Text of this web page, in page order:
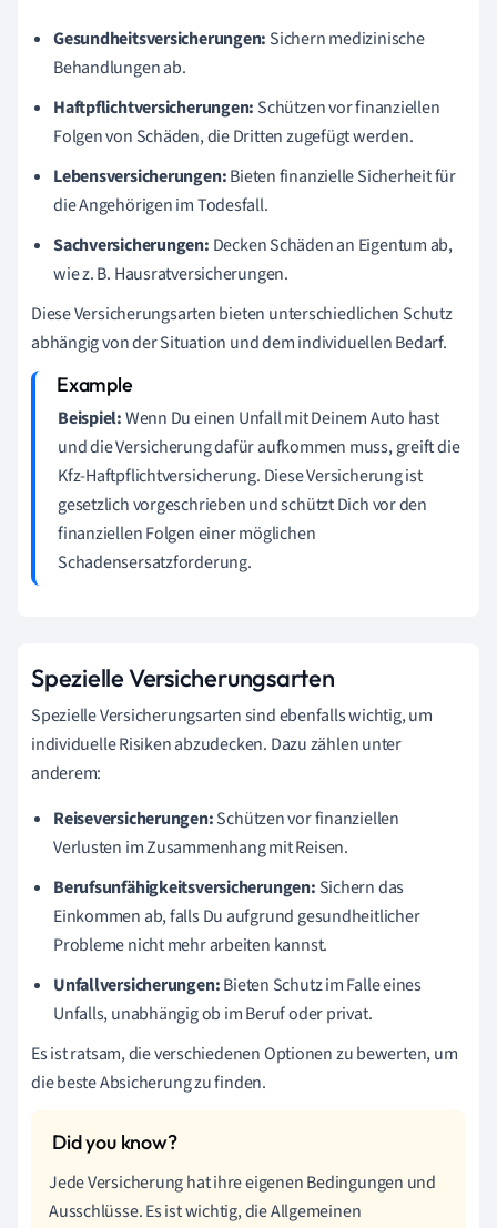
Gesundheitsversicherungen: Sichern medizinische
Behandlungen ab.
Haftpflichtversicherungen: Schützen vor finanziellen
Folgen von Schäden, die Dritten zugefügt werden.
Lebensversicherungen:Bieten finanzielle Sicherheit für
die Angehörigen im Todesfall.
Sachversicherungen: Decken Schäden an Eigentum ab,
wie z. B. Hausratversicherungen.
Diese Versicherungsarten bieten unterschiedlichen Schutz
abhängig von der Situation und dem individuellen Bedarf.
Beispiel:Wenn Du einen Unfall mit Deinem Auto hast
und die Versicherung dafür aufkommen muss, greift die
Kfz-Haftpflichtversicherung. Diese Versicherung ist
gesetzlich vorgeschrieben und schützt Dich vor den
finanziellen Folgen einer möglichen
Schadensersatzforderung.
Spezielle Versicherungsarten
Spezielle Versicherungsarten sind ebenfalls wichtig, um
individuelle Risiken abzudecken. Dazu zählen unter
anderem:
Reiseversicherungen:Schützen vor finanziellen
Verlusten im Zusammenhang mit Reisen.
Berufsunfähigkeitsversicherungen: Sichern das
Einkommen ab, falls Du aufgrund gesundheitlicher
Probleme nicht mehr arbeiten kannst.
Unfallversicherungen:Bieten Schutz im Falle eines
Unfalls, unabhängig ob im Beruf oder privat.
Es ist ratsam, die verschiedenen Optionen zu bewerten, um
die beste Absicherung zu finden.
Jede Versicherung hat ihre eigenen Bedingungen und
Ausschlüsse. Es ist wichtig, die Allgemeinen